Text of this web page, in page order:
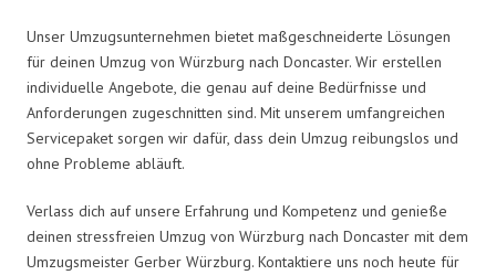
Unser Umzugsunternehmen bietet maßgeschneiderte Lösungen
für deinen Umzug von Würzburg nach Doncaster. Wir erstellen
individuelle Angebote, die genau auf deine Bedürfnisse und
Anforderungen zugeschnitten sind. Mit unserem umfangreichen
Servicepaket sorgen wir dafür, dass dein Umzug reibungslos und
ohne Probleme abläuft.
Verlass dich auf unsere Erfahrung und Kompetenz und genieße
deinen stressfreien Umzug von Würzburg nach Doncaster mit dem
Umzugsmeister Gerber Würzburg. Kontaktiere uns noch heute für